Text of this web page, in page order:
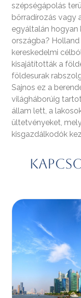
szépségápolás
bőrradírozás vagy
egyáltalán hogyan
országba?
kereskedelmi
kisajátították a
földesurak
Sajnos ez a
világháborúig
állam lett, a
ültetvényeket,
kisgazdálkodók